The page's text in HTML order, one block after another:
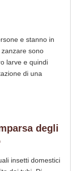
e stanno in
sono
larve e quindi
di una
degli
insetti domestici